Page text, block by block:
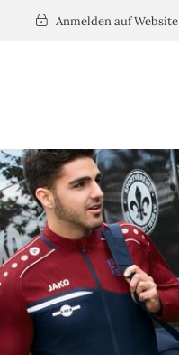
Anmelden auf Website